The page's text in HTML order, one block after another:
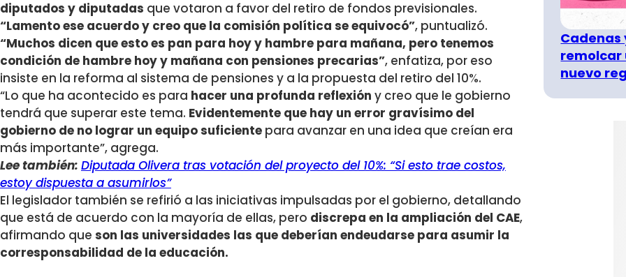
diputados y diputadas que votaron a favor del retiro de fondos previsionales.
“Lamento ese acuerdo y creo que la comisión política se equivocó”, puntualizó.
“Muchos dicen que esto es pan para hoy y hambre para mañana, pero tenemos
condición de hambre hoy y mañana con pensiones precarias”, enfatiza, por eso
insiste en la reforma al sistema de pensiones y a la propuesta del retiro del 10%.
“Lo que ha acontecido es para hacer una profunda reflexión y creo que le gobierno
tendrá que superar este tema. Evidentemente que hay un error gravísimo del
gobierno de no lograr un equipo suficiente para avanzar en una idea que creían era
más importante”, agrega.
Lee también: Diputada Olivera tras votación del proyecto del 10%: “Si esto trae costos,
estoy dispuesta a asumirlos”
El legislador también se refirió a las iniciativas impulsadas por el gobierno, detallando
que está de acuerdo con la mayoría de ellas, pero discrepa en la ampliación del CAE,
afirmando que son las universidades las que deberían endeudarse para asumir la
corresponsabilidad de la educación.
Cadenas
remolcar
nuevo